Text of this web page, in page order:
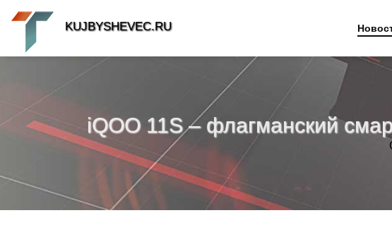
iQOO 11S – флагманский
KUJBYSHEVEC.RU